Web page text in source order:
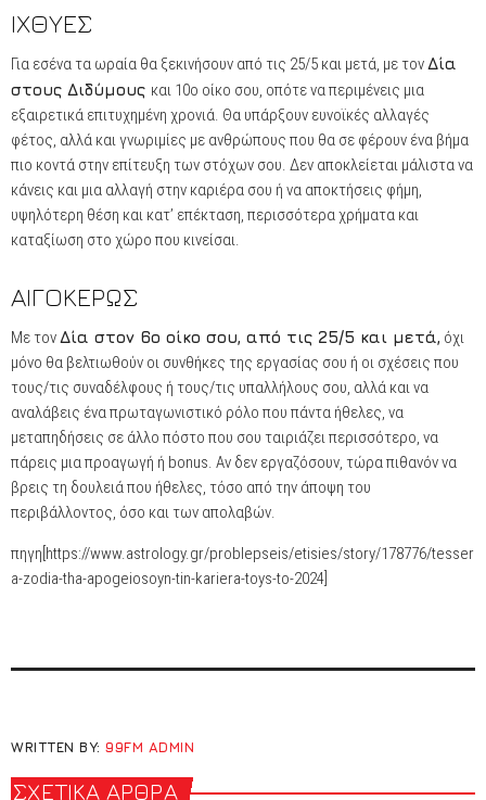
ΙΧΘΥΕΣ
Για εσένα τα ωραία θα ξεκινήσουν από τις 25/5 και μετά, με τον Δία
στους Διδύμους και 10ο οίκο σου, οπότε να περιμένεις μια
εξαιρετικά επιτυχημένη χρονιά. Θα υπάρξουν ευνοϊκές αλλαγές
φέτος, αλλά και γνωριμίες με ανθρώπους που θα σε φέρουν ένα βήμα
πιο κοντά στην επίτευξη των στόχων σου. Δεν αποκλείεται μάλιστα να
κάνεις και μια αλλαγή στην καριέρα σου ή να αποκτήσεις φήμη,
υψηλότερη θέση και κατ’ επέκταση, περισσότερα χρήματα και
καταξίωση στο χώρο που κινείσαι.
ΑΙΓΟΚΕΡΩΣ
Με τονΔία στον 6ο οίκο σου, από τις 25/5 και μετά, όχι
μόνο θα βελτιωθούν οι συνθήκες της εργασίας σου ή οι σχέσεις που
τους/τις συναδέλφους ή τους/τις υπαλλήλους σου, αλλά και να
αναλάβεις ένα πρωταγωνιστικό ρόλο που πάντα ήθελες, να
μεταπηδήσεις σε άλλο πόστο που σου ταιριάζει περισσότερο, να
πάρεις μια προαγωγή ή bonus. Αν δεν εργαζόσουν, τώρα πιθανόν να
βρεις τη δουλειά που ήθελες, τόσο από την άποψη του
περιβάλλοντος, όσο και των απολαβών.
πηγη[https://www.astrology.gr/problepseis/etisies/story/178776/tesser
a-zodia-tha-apogeiosoyn-tin-kariera-toys-to-2024]
WRITTEN BY:99FM ADMIN
ΣΧΕΤΙΚΆ ΆΡΘΡΑ